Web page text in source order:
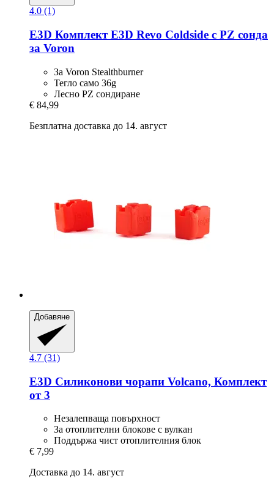
4.0 (1)
E3D Комплект E3D Revo Coldside с PZ сонда
за Voron
За Voron Stealthburner
Тегло само 36g
Лесно PZ сондиране
€ 84,99
Безплатна доставка до 14. август
Добавяне
4.7 (31)
E3D Силиконови чорапи Volcano, Комплект
от 3
Незалепваща повърхност
За отоплителни блокове с вулкан
Поддържа чист отоплителния блок
€ 7,99
Доставка до 14. август